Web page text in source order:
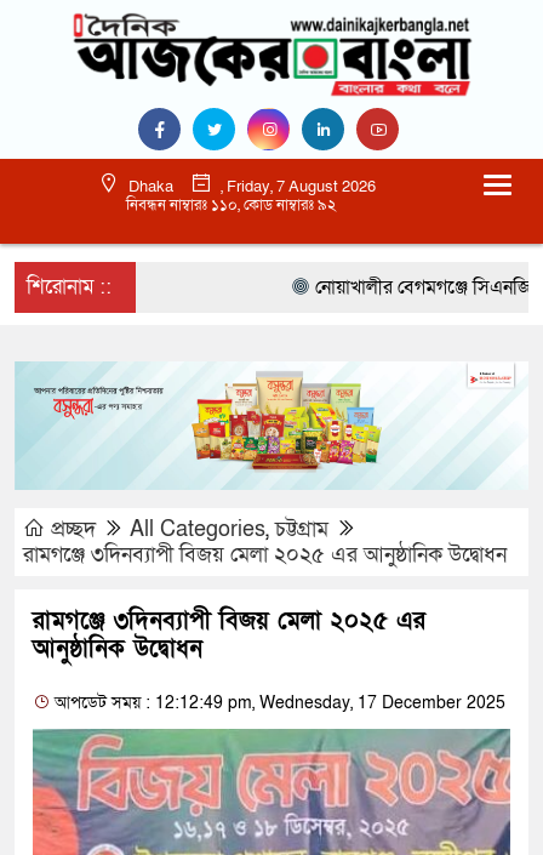
Dhaka
, Friday, 7 August 2026
নিবন্ধন নাম্বারঃ ১১০, কোড নাম্বারঃ ৯২
শিরোনাম :: নোয়াখালীর বেগমগঞ্জে সিএনজিতে ১১
প্রচ্ছদ All Categories,চট্টগ্রাম
রামগঞ্জে ৩দিনব্যাপী বিজয় মেলা ২০২৫ এর আনুষ্ঠানিক উদ্বোধন
রামগঞ্জে ৩দিনব্যাপী বিজয় মেলা ২০২৫ এর
আনুষ্ঠানিক উদ্বোধন
আপডেট সময় : 12:12:49 pm, Wednesday, 17 December 2025